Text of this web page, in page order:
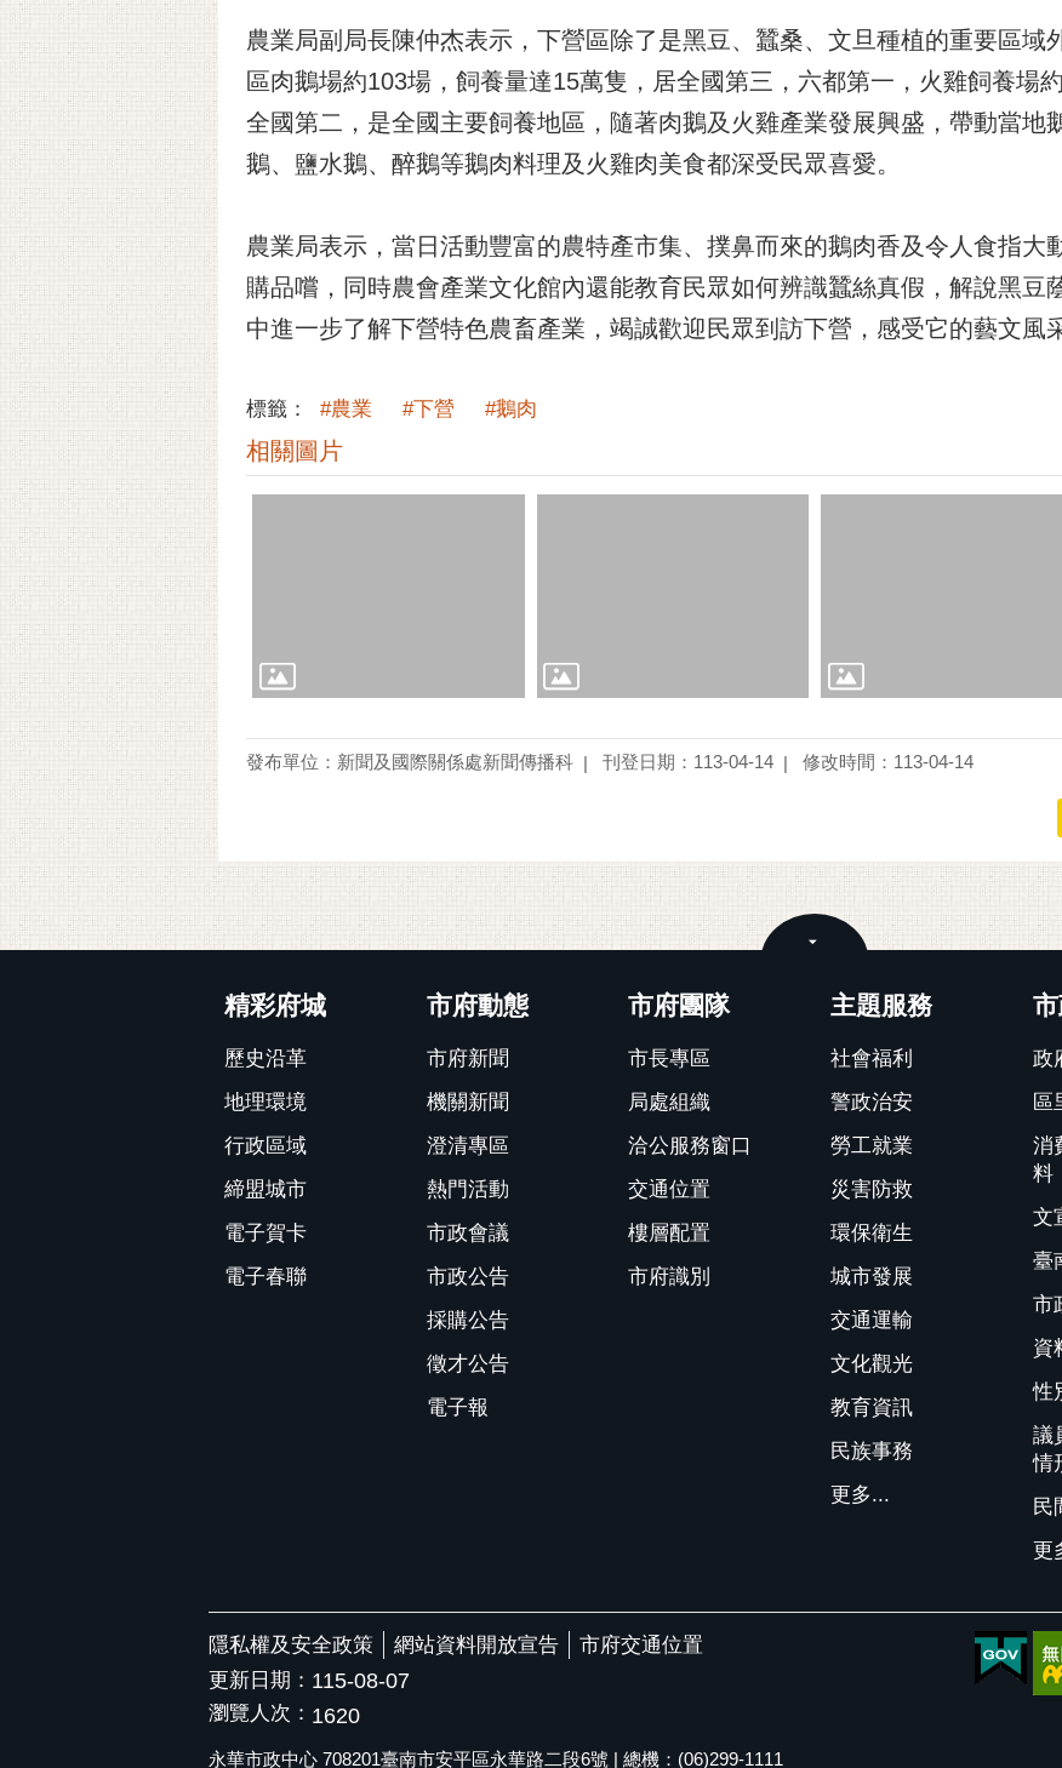
農業局副局長陳仲杰表示，下營區除了是黑豆、蠶桑、文旦種植的重要區域
區肉鵝場約103場，飼養量達15萬隻，居全國第三，六都第一，火雞飼養場
全國第二，是全國主要飼養地區，隨著肉鵝及火雞產業發展興盛，帶動當地
鵝、鹽水鵝、醉鵝等鵝肉料理及火雞肉美食都深受民眾喜愛。
農業局表示，當日活動豐富的農特產市集、撲鼻而來的鵝肉香及令人食指大
購品嚐，同時農會產業文化館內還能教育民眾如何辨識蠶絲真假，解說黑豆
中進一步了解下營特色農畜產業，竭誠歡迎民眾到訪下營，感受它的藝文風
標籤： #農業 #下營 #鵝肉
相關圖片
發布單位：新聞及國際關係處新聞傳播科 刊登日期：113-04-14 修改時間：113-04-14
精彩府城
歷史沿革
地理環境
行政區域
締盟城市
電子賀卡
電子春聯
市府動態
市府新聞
機關新聞
澄清專區
熱門活動
市政會議
市政公告
採購公告
徵才公告
電子報
市府團隊
市長專區
局處組織
洽公服務窗口
交通位置
樓層配置
市府識別
主題服務
社會福利
警政治安
勞工就業
災害防救
環保衛生
城市發展
交通運輸
文化觀光
教育資訊
民族事務
更多...
政
區
消
料
文
臺
市
資
性
議
情
民
更
隱私權及安全政策 網站資料開放宣告
市府交通位置
更新日期： 115-08-07
瀏覽人次： 1620
永華市政中心 708201臺南市安平區永華路二段6號 | 總機：(06)299-1111